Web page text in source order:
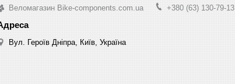
Веломагазин Bike-components.com.ua
Вул. Героїв Дніпра, Київ, Україна
+380 (63) 130-79-13